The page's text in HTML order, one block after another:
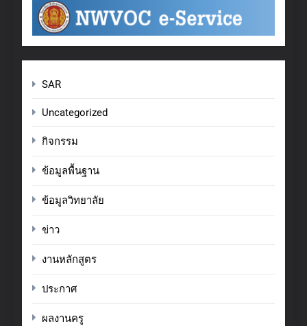
SAR
Uncategorized
กิจกรรม
ข้อมูลพื้นฐาน
ข้อมูลวิทยาลัย
ข่าว
งานหลักสูตร
ประกาศ
ผลงานครู